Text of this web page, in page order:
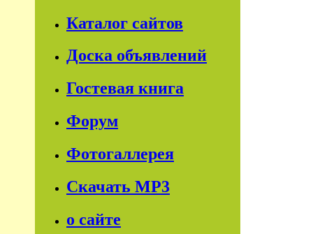
Каталог сайтов
Доска объявлений
Гостевая книга
Форум
Фотогаллерея
Скачать МР3
о сайте